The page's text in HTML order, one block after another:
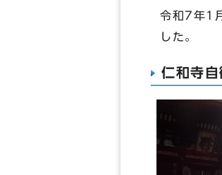
令和7年1
した。
仁和寺